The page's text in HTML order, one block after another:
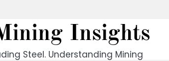
Insights
Steel. Understanding Mining